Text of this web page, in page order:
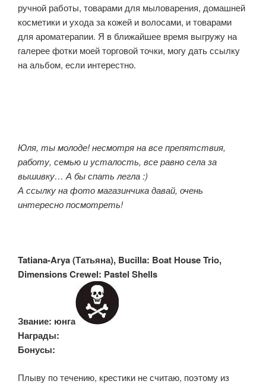
ручной работы, товарами для мыловарения, домашней
косметики и ухода за кожей и волосами, и товарами
для ароматерапии. Я в ближайшее время выгружу на
галерее фотки моей торговой точки, могу дать ссылку
на альбом, если интерестно.
Юля, ты молоде! несмотря на все препятствия,
работу, семью и усталость, все равно села за
вышивку… А бы спать легла :)
А ссылку на фото магазинчика давай, очень
интересно посмотреть!
Tatiana-Arya (Татьяна), Bucilla: Boat House Trio,
Dimensions Crewel: Pastel Shells
Звание: юнга
Награды:
Бонусы:
Плыву по течению, крестики не считаю, поэтому из